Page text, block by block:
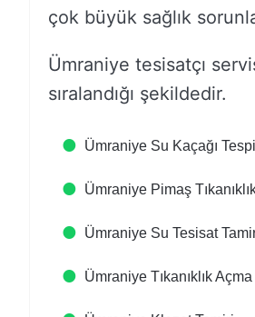
çok büyük sağlık
Ümraniye tesisatçı
sıralandığı şekildedir.
Ümraniye Su Kaçağı
Ümraniye Pimaş
Ümraniye Su Tesisat
Ümraniye Tıkanıklık Açma